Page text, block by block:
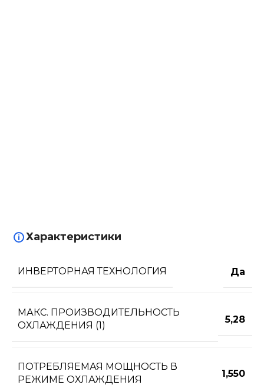
Характеристики
ИНВЕРТОРНАЯ ТЕХНОЛОГИЯ Да
МАКС. ПРОИЗВОДИТЕЛЬНОСТЬ
ОХЛАЖДЕНИЯ (1)
5,28
ПОТРЕБЛЯЕМАЯ МОЩНОСТЬ В
РЕЖИМЕ ОХЛАЖДЕНИЯ
1,550